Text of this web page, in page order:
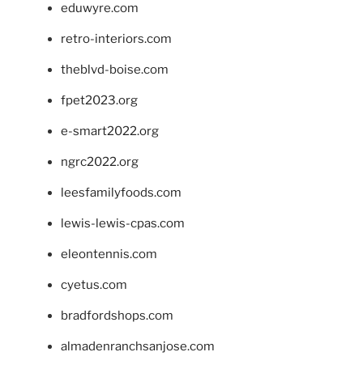
eduwyre.com
retro-interiors.com
theblvd-boise.com
fpet2023.org
e-smart2022.org
ngrc2022.org
leesfamilyfoods.com
lewis-lewis-cpas.com
eleontennis.com
cyetus.com
bradfordshops.com
almadenranchsanjose.com